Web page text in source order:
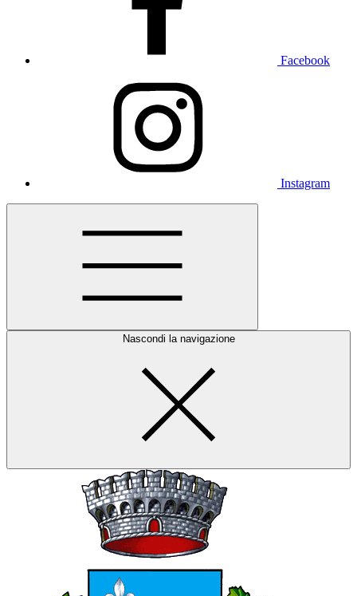
Facebook
Instagram
Nascondi la navigazione